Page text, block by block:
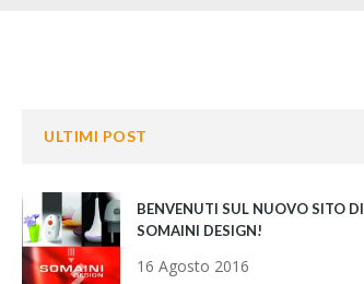
ULTIMI POST
BENVENUTI SUL NUOVO SITO DI
SOMAINI DESIGN!
16 Agosto 2016